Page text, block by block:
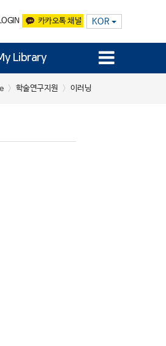
카카오톡 채널 KOR
Library
학술연구지원 이러닝